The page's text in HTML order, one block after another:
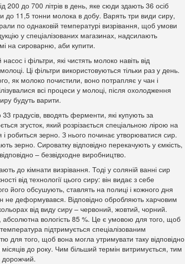
200 до 700 літрів в день, яке сюди здають 36 осіб
до 11,5 тонни молока в добу. Варять три види сиру,
по однаковій температурі визрівання, щоб умови
у спеціалізованих магазинах, надсилають
на сироварню, аби купити.
і фільтри, які чистять молоко навіть від
Ці фільтри використовуються тільки раз у день.
як молоко почистили, воно потрапляє у чан і
всі процеси у молоці, після охолодження
будуть варити.
градусів, вводять ферменти, які купують за
згусток, який розрізається спеціальною лірою на
і робиться зерно. З нього починає утворюватися сир.
зерно. Сироватку відповідно перекачують у ємкість,
– безвідходне виробництво.
до кімнати визрівання. Тоді у соляній ванні сир
від технології цього сиру: він видає з себе
його обсушують, ставлять на полиці і кожного дня
не деформувався. Відповідно обробляють харчовим
від виду сиру – червоний, жовтий, чорний.
абсолютна вологість 85 %. Це є умовою для того, щоб
підтримується спеціалізованим
для того, щоб вона могла утримувати таку відповідно
до року. Чим більший термін витримується, тим
дорожчий.